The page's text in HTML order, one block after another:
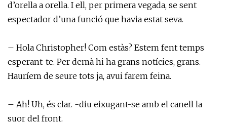
d’orella a orella. I ell, per primera vegada, se sent
espectador d’una funció que havia estat seva.
– Hola Christopher! Com estàs? Estem fent temps
esperant-te. Per demà hi ha grans notícies, grans.
Hauríem de seure tots ja, avui farem feina.
– Ah! Uh, és clar. -diu eixugant-se amb el canell la
suor del front.